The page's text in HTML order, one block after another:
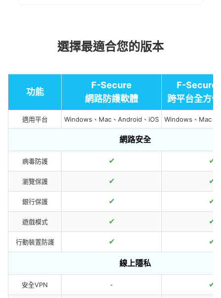
選擇最適合您的版本
功能
F-Secure
網路防護軟體
F-Secure
跨平台全方
適用平台 Windows、Mac、Android、iOS Windows、Mac、
網路安全
病毒防護 ✔ ✔
瀏覽保護 ✔ ✔
銀行保護 ✔ ✔
遊戲模式 ✔ ✔
行動裝置防護 ✔ ✔
線上隱私
安全VPN - ✔